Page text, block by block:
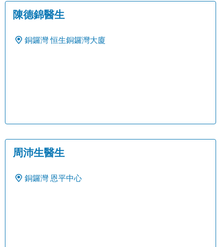
陳德錦醫生
銅鑼灣 恒生銅鑼灣大廈
周沛生醫生
銅鑼灣 恩平中心